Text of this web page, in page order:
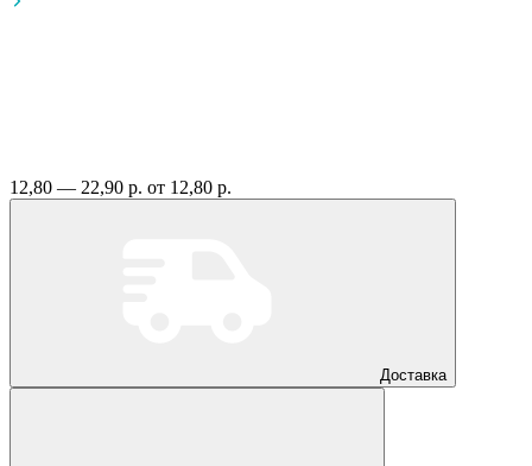
12,80 — 22,90 р. от 12,80 р.
Доставка